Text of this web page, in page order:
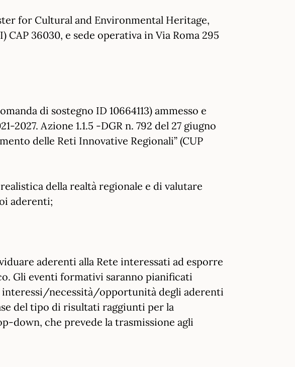
for Cultural and Environmental Heritage,
36030, e sede operativa in Via Roma 295
di sostegno ID 10664113) ammesso e
2027. Azione 1.1.5 -DGR n. 792 del 27 giugno
delle Reti Innovative Regionali” (CUP
della realtà regionale e di valutare
aderenti;
aderenti alla Rete interessati ad esporre
Gli eventi formativi saranno pianificati
necessità/opportunità degli aderenti
del tipo di risultati raggiunti per la
down, che prevede la trasmissione agli